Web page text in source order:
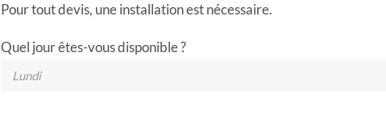
Pour tout devis, une installation est nécessaire.
Quel jour êtes-vous disponible ?